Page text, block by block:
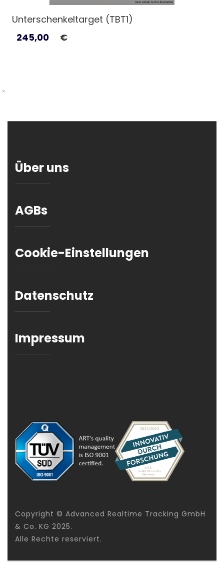
Unterschenkeltarget (TBT1)
245,00
€
Über uns
AGBs
Cookie-Einstellungen
Datenschutz
Impressum
Copyright © Advanced Realtime Tracking GmbH
& Co. KG 2025.
Alle Rechte reserviert.